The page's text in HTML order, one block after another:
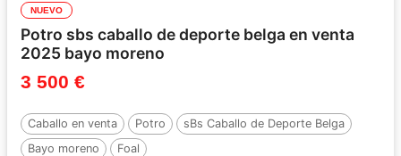
NUEVO
Potro sbs caballo de deporte belga en venta
2025 bayo moreno
3 500 €
Caballo en venta Potro
sBs Caballo de Deporte Belga
Bayo moreno
Foal